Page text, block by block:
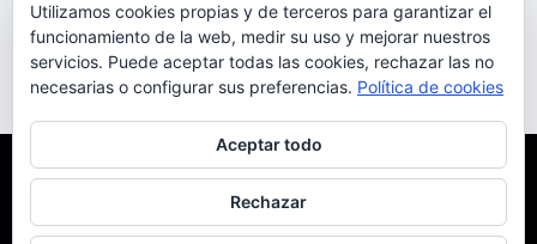
Coomonte.net 2001-2024 D.
Ortiz / Funciona gracias a
BlazeThemes.
PrincipioArtículos
FotografíasMás
Utilizamos cookies propias y de terceros para garantizar el
funcionamiento de la web, medir su uso y mejorar nuestros
servicios. Puede aceptar todas las cookies, rechazar las no
necesarias o configurar sus preferencias. Política de cookies
Aceptar todo
Rechazar